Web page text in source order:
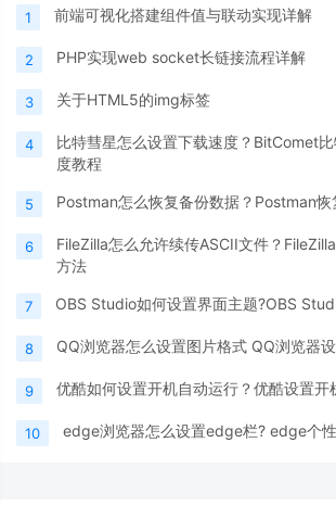
1 前端可视化搭建组件值与联动实现详解
2 PHP实现web socket长链接流程详解
3 关于HTML5的img标签
4
比特彗星怎么设置下载速度？BitComet
度教程
5 Postman怎么恢复备份数据？Postman恢
6
FileZilla怎么允许续传ASCII文件？
方法
7 OBS Studio如何设置界面主题?OBS
8 QQ浏览器怎么设置图片格式 QQ浏览器
9 优酷如何设置开机自动运行？优酷设置开
10 edge浏览器怎么设置edge栏? edge个